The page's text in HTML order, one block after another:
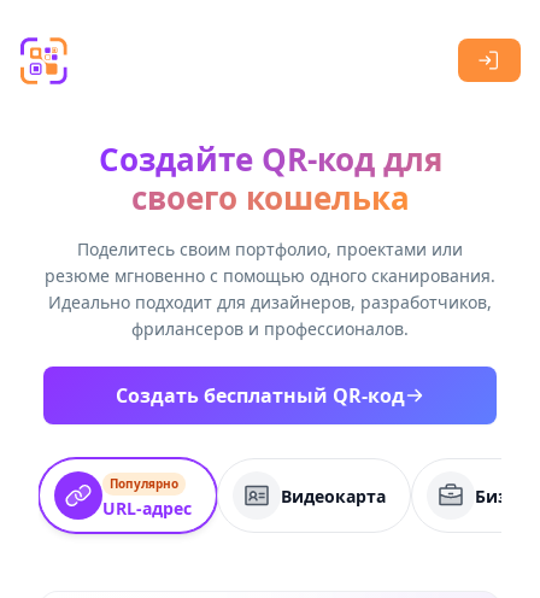
Создайте QR-код для
своего кошелька
Поделитесь своим портфолио, проектами или
резюме мгновенно с помощью одного сканирования.
Идеально подходит для дизайнеров, разработчиков,
фрилансеров и профессионалов.
Создать бесплатный QR-код
Популярно
URL-адрес
Видеокарта